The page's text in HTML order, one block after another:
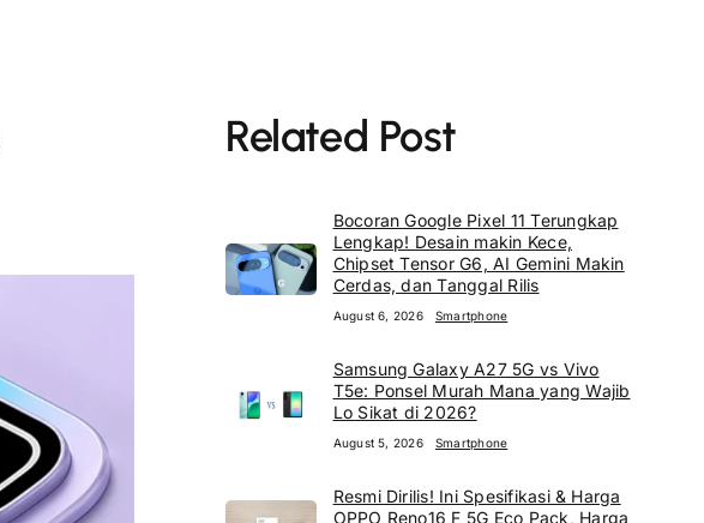
Related Post
Bocoran Google Pixel 11 Terungkap
Lengkap! Desain makin Kece,
Chipset Tensor G6, AI Gemini Makin
Cerdas, dan Tanggal Rilis
August 6, 2026 Smartphone
Samsung Galaxy A27 5G vs Vivo
T5e: Ponsel Murah Mana yang Wajib
Lo Sikat di 2026?
August 5, 2026 Smartphone
Resmi Dirilis! Ini Spesifikasi & Harga
OPPO Reno16 F 5G Eco Pack, Harga